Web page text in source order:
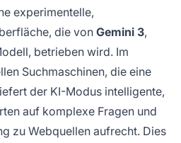
experimentelle,
die von Gemini 3,
betrieben wird. Im
Suchmaschinen, die eine
der KI-Modus intelligente,
auf komplexe Fragen und
zu Webquellen aufrecht. Dies